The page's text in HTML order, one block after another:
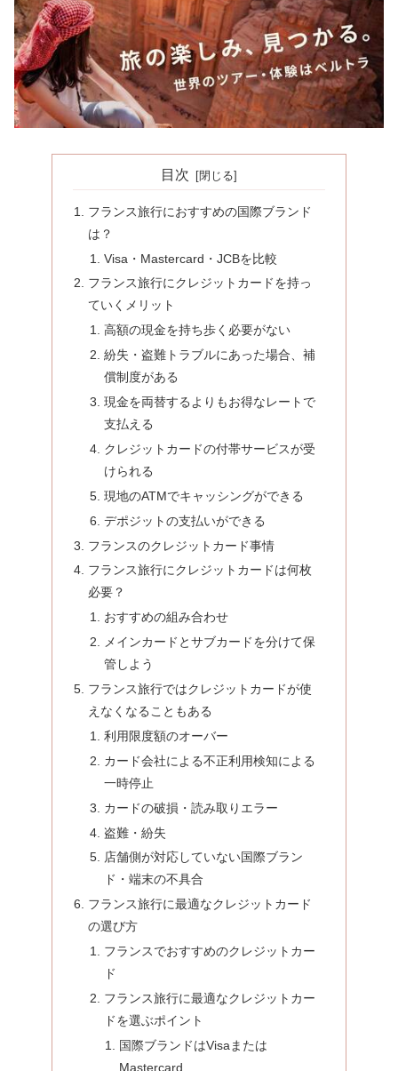
目次
フランス旅行におすすめの国際ブランド
は？
Visa・Mastercard・JCBを比較
フランス旅行にクレジットカードを持っ
ていくメリット
高額の現金を持ち歩く必要がない
紛失・盗難トラブルにあった場合、補
償制度がある
現金を両替するよりもお得なレートで
支払える
クレジットカードの付帯サービスが受
けられる
現地のATMでキャッシングができる
デポジットの支払いができる
フランスのクレジットカード事情
フランス旅行にクレジットカードは何枚
必要？
おすすめの組み合わせ
メインカードとサブカードを分けて保
管しよう
フランス旅行ではクレジットカードが使
えなくなることもある
利用限度額のオーバー
カード会社による不正利用検知による
一時停止
カードの破損・読み取りエラー
盗難・紛失
店舗側が対応していない国際ブラン
ド・端末の不具合
フランス旅行に最適なクレジットカード
の選び方
フランスでおすすめのクレジットカー
ド
フランス旅行に最適なクレジットカー
ドを選ぶポイント
国際ブランドはVisaまたは
Mastercard